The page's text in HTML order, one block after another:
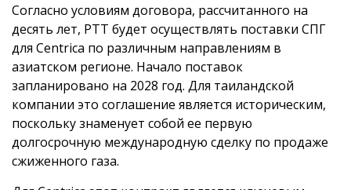
Согласно условиям договора, рассчитанного на
десять лет, PTT будет осуществлять поставки СПГ
для Centrica по различным направлениям в
азиатском регионе. Начало поставок
запланировано на 2028 год. Для таиландской
компании это соглашение является историческим,
поскольку знаменует собой ее первую
долгосрочную международную сделку по продаже
сжиженного газа.